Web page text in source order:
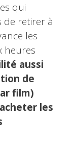
qui
de retirer à
les
heures
aussi
de
film)
les